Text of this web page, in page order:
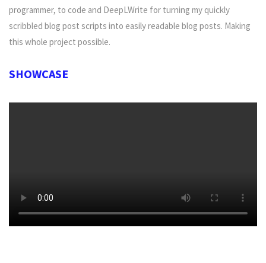
programmer, to code and DeepLWrite for turning my quickly
scribbled blog post scripts into easily readable blog posts. Making
this whole project possible.
SHOWCASE